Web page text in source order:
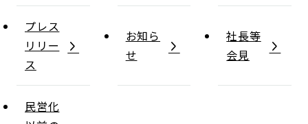
プレス
リリー
ス
お知ら
せ
社長等
会見
民営化